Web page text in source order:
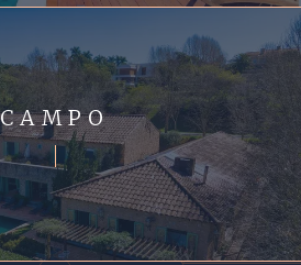
CAMPO